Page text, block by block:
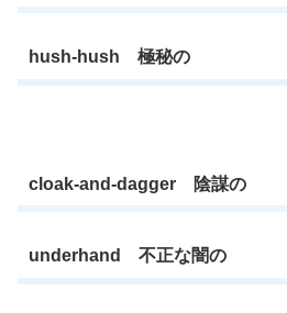
hush-hush 極秘の
cloak-and-dagger 陰謀の
underhand 不正な闇の